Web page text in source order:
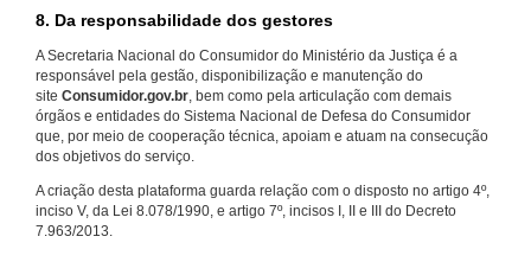
8. Da responsabilidade dos gestores
A Secretaria Nacional do Consumidor do Ministério da Justiça é a
responsável pela gestão, disponibilização e manutenção do
site Consumidor.gov.br, bem como pela articulação com demais
órgãos e entidades do Sistema Nacional de Defesa do Consumidor
que, por meio de cooperação técnica, apoiam e atuam na consecução
dos objetivos do serviço.
A criação desta plataforma guarda relação com o disposto no artigo 4º,
inciso V, da Lei 8.078/1990, e artigo 7º, incisos I, II e III do Decreto
7.963/2013.